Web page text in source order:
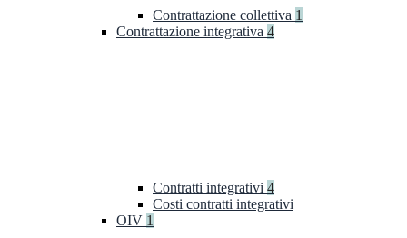
Contrattazione collettiva 1
Contrattazione integrativa 4
Contratti integrativi 4
Costi contratti integrativi
OIV 1